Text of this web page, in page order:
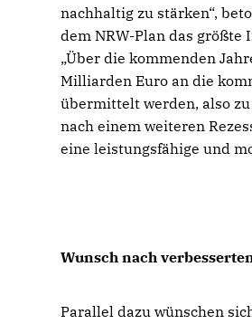
nachhaltig zu stärken“,
dem NRW-Plan das
Über die kommenden
Milliarden Euro an die
übermittelt werden, also
nach einem weiteren
eine leistungsfähige und
Wunsch nach
Parallel dazu wünschen